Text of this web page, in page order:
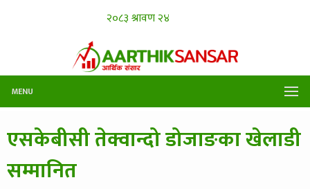
MENU
एसकेबीसी तेक्वान्दो डोजाङका खेलाडी
सम्मानित